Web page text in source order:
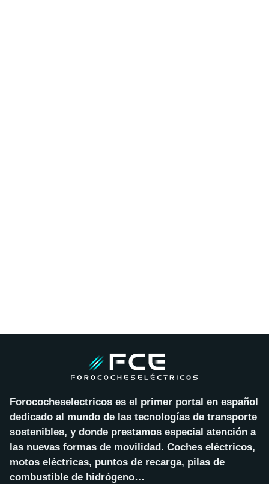
Forococheselectricos es el primer portal en español
dedicado al mundo de las tecnologías de transporte
sostenibles, y donde prestamos especial atención a
las nuevas formas de movilidad. Coches eléctricos,
motos eléctricas, puntos de recarga, pilas de
combustible de hidrógeno…